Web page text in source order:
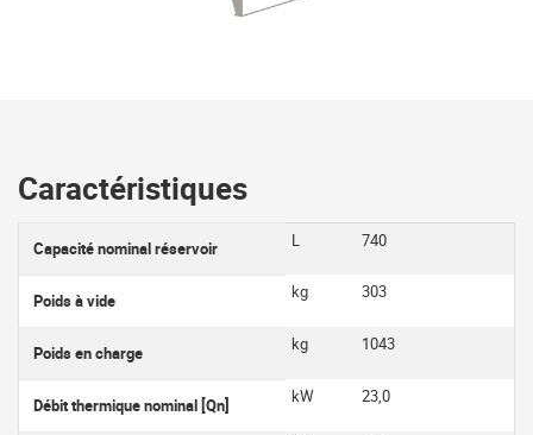
Caractéristiques
Capacité nominal réservoir L 740
Poids à vide kg 303
Poids en charge kg 1043
Débit thermique nominal [Qn] kW 23,0